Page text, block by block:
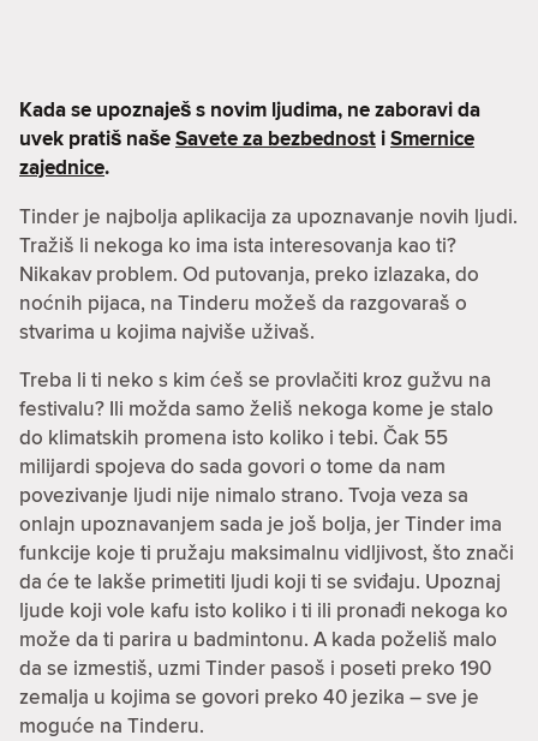
Kada se upoznaješ s novim ljudima, ne zaboravi da
uvek pratiš našeSavete za bezbednost iSmernice
zajednice.
Tinder je najbolja aplikacija za upoznavanje novih ljudi.
Tražiš li nekoga ko ima ista interesovanja kao ti?
Nikakav problem. Od putovanja, preko izlazaka, do
noćnih pijaca, na Tinderu možeš da razgovaraš o
stvarima u kojima najviše uživaš.
Treba li ti neko s kim ćeš se provlačiti kroz gužvu na
festivalu? Ili možda samo želiš nekoga kome je stalo
do klimatskih promena isto koliko i tebi. Čak 55
milijardi spojeva do sada govori o tome da nam
povezivanje ljudi nije nimalo strano. Tvoja veza sa
onlajn upoznavanjem sada je još bolja, jer Tinder ima
funkcije koje ti pružaju maksimalnu vidljivost, što znači
da će te lakše primetiti ljudi koji ti se sviđaju. Upoznaj
ljude koji vole kafu isto koliko i ti ili pronađi nekoga ko
može da ti parira u badmintonu. A kada poželiš malo
da se izmestiš, uzmi Tinder pasoš i poseti preko 190
zemalja u kojima se govori preko 40 jezika – sve je
moguće na Tinderu.